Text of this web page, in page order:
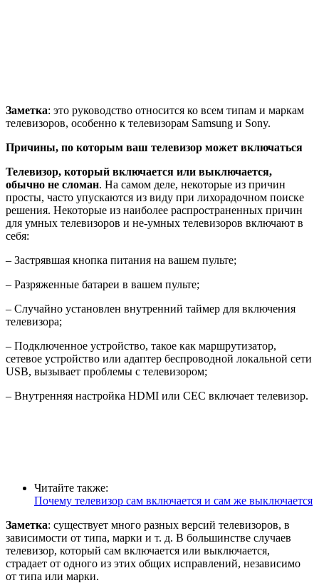
Заметка: это руководство относится ко всем типам и маркам
телевизоров, особенно к телевизорам Samsung и Sony.
Причины, по которым ваш телевизор может включаться
Телевизор, который включается или выключается,
обычно не сломан. На самом деле, некоторые из причин
просты, часто упускаются из виду при лихорадочном поиске
решения. Некоторые из наиболее распространенных причин
для умных телевизоров и не-умных телевизоров включают в
себя:
– Застрявшая кнопка питания на вашем пульте;
– Разряженные батареи в вашем пульте;
– Случайно установлен внутренний таймер для включения
телевизора;
– Подключенное устройство, такое как маршрутизатор,
сетевое устройство или адаптер беспроводной локальной сети
USB, вызывает проблемы с телевизором;
– Внутренняя настройка HDMI или CEC включает телевизор.
Читайте также:
Почему телевизор сам включается и сам же выключается
Заметка: существует много разных версий телевизоров, в
зависимости от типа, марки и т. д. В большинстве случаев
телевизор, который сам включается или выключается,
страдает от одного из этих общих исправлений, независимо
от типа или марки.